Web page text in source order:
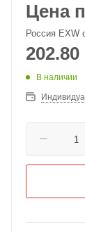
Цена
Россия EXW
202.80
В наличии